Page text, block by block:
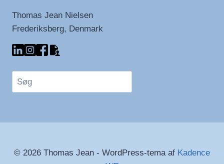
Thomas Jean Nielsen
Frederiksberg, Denmark
Søg
© 2026 Thomas Jean - WordPress-tema af Kadence